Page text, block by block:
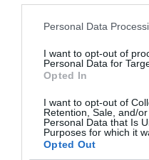
Personal Data
I want to opt-out of
Personal Data for
Opted In
I want to opt-out of
Retention, Sale, and/
Personal Data that Is
Purposes for which it
Opted Out
Ιδρυτικό Συνέδριο –
Κινήματος
στις 10 και 11 Μαΐου,
Πυγμαχίας
Στεφανόπουλος”
Η προσέλευση το